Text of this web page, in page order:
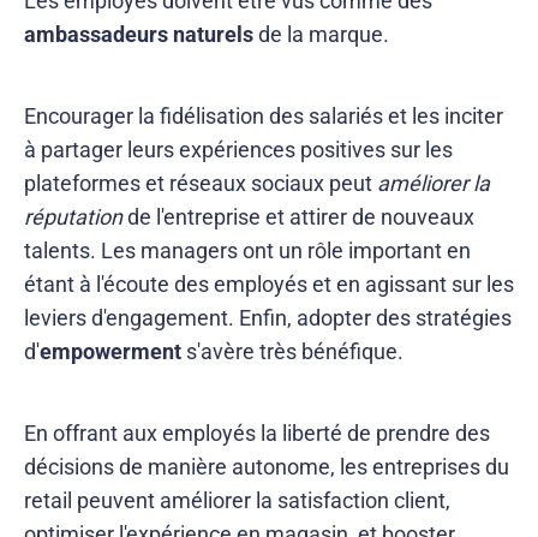
ambassadeurs naturelsde la marque.
Encourager la fidélisation des salariés et les inciter
à partager leurs expériences positives sur les
plateformes et réseaux sociaux peut améliorer la
réputationde l'entreprise et attirer de nouveaux
talents. Les managers ont un rôle important en
étant à l'écoute des employés et en agissant sur les
leviers d'engagement. Enfin, adopter des stratégies
d'empowerment s'avère très bénéfique.
En offrant aux employés la liberté de prendre des
décisions de manière autonome, les entreprises du
retail peuvent améliorer la satisfaction client,